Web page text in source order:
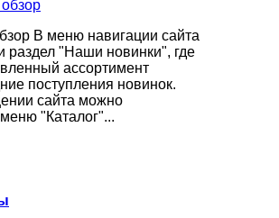
В меню навигации сайта
раздел "Наши новинки", где
ассортимент
поступления новинок.
сайта можно
"Каталог"...